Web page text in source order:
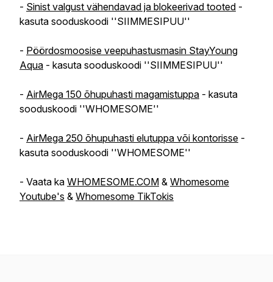
- Sinist valgust vähendavad ja blokeerivad tooted -
kasuta sooduskoodi ''SIIMMESIPUU''
- Pöördosmoosise veepuhastusmasin StayYoung
Aqua - kasuta sooduskoodi ''SIIMMESIPUU''
- AirMega 150 õhupuhasti magamistuppa - kasuta
sooduskoodi ''WHOMESOME''
- AirMega 250 õhupuhasti elutuppa või kontorisse -
kasuta sooduskoodi ''WHOMESOME''
- Vaata ka WHOMESOME.COM & Whomesome
Youtube's & Whomesome TikTokis